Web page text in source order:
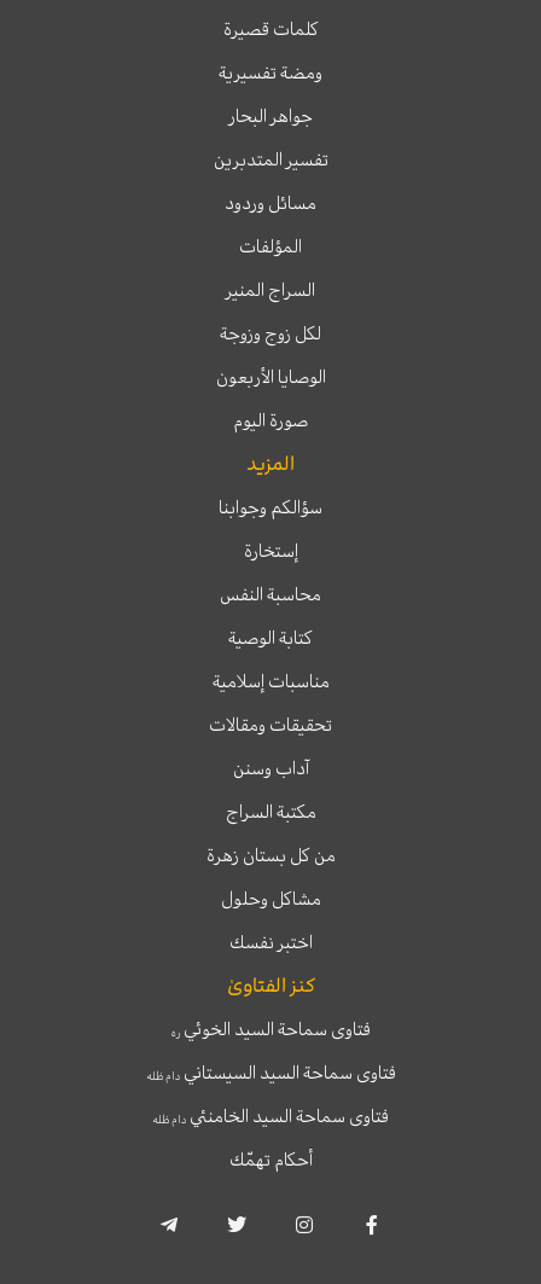
كلمات قصيرة
ومضة تفسيرية
جواهر البحار
تفسير المتدبرين
مسائل وردود
المؤلفات
السراج المنير
لكل زوج وزوجة
الوصايا الأربعون
صورة اليوم
المزيد
سؤالكم وجوابنا
إستخارة
محاسبة النفس
كتابة الوصية
مناسبات إسلامية
تحقيقات ومقالات
آداب وسنن
مكتبة السراج
من كل بستان زهرة
مشاكل وحلول
اختبر نفسك
كنز الفتاوىٰ
فتاوى سماحة السيد الخوئيره
فتاوى سماحة السيد السيستانيدام ظله
فتاوى سماحة السيد الخامنئي دام ظله
أحكام تهمّك
a
c
s
i
l